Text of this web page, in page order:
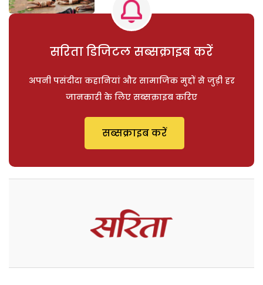
सरिता डिजिटल सब्सक्राइब करें
अपनी पसंदीदा कहानियां और सामाजिक मुद्दों से जुड़ी हर
जानकारी के लिए सब्सक्राइब करिए
सब्सक्राइब करें